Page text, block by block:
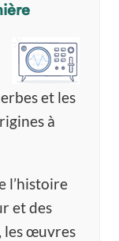
et les
à
l’histoire
et des
les œuvres